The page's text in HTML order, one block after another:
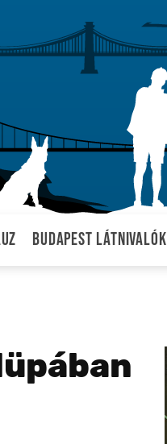
Budapest látnivalók